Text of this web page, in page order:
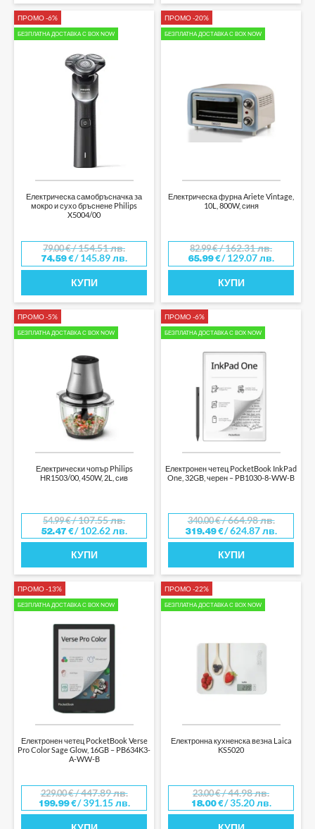
ПРОМО -6%
БЕЗПЛАТНА ДОСТАВКА С BOX NOW
Електрическа самобръсначка за
мокро и сухо бръснене Philips
X5004/00
79.00€/ 154.51 лв.
74.59€/ 145.89 лв.
КУПИ
ПРОМО -20%
БЕЗПЛАТНА ДОСТАВКА С BOX NOW
Електрическа фурна Ariete Vintage,
10L, 800W, синя
82.99€/ 162.31 лв.
65.99€/ 129.07 лв.
КУПИ
ПРОМО -5%
БЕЗПЛАТНА ДОСТАВКА С BOX NOW
Електрически чопър Philips
HR1503/00, 450W, 2L, сив
54.99€/ 107.55 лв.
52.47 €/ 102.62 лв.
КУПИ
ПРОМО -6%
БЕЗПЛАТНА ДОСТАВКА С BOX NOW
Електронен четец PocketBook InkPad
One, 32GB, черен – PB1030-8-WW-B
340.00€/ 664.98 лв.
319.49€/ 624.87 лв.
КУПИ
ПРОМО -13%
БЕЗПЛАТНА ДОСТАВКА С BOX NOW
Електронен четец PocketBook Verse
Pro Color Sage Glow, 16GB – PB634K3-
A-WW-B
229.00€/ 447.89 лв.
199.99€/ 391.15 лв.
ПРОМО -22%
БЕЗПЛАТНА ДОСТАВКА С BOX NOW
Електронна кухненска везна Laica
KS5020
23.00€/ 44.98 лв.
18.00€/ 35.20 лв.